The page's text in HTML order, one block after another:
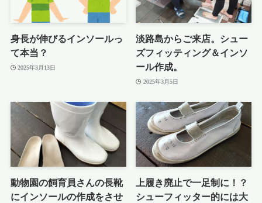
身長が伸びるインソールっ
て本当？
2025年3月13日
淡路島からご来店。シュー
ズフィッティング＆インソ
ール作成。
2025年3月5日
動物園の飼育員さんの長靴
にインソールの作成をさせ
上履き廃止で一足制に！？
シューフィッター的には大